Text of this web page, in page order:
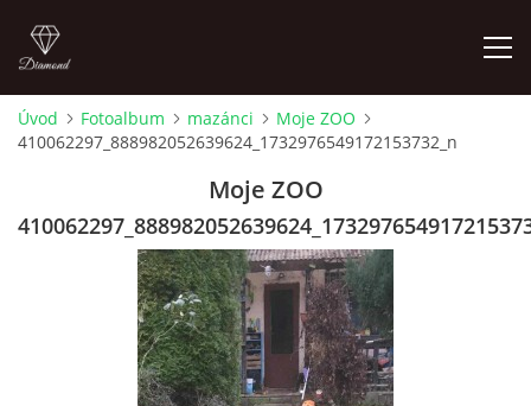
FOTOALBUM
Úvod Fotoalbum mazánci
Moje ZOO
410062297_888982052639624_1732976549172153732_n
Moje ZOO